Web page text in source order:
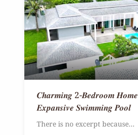
𝑪𝒉𝒂𝒓𝒎𝒊𝒏𝒈 2-𝑩𝒆𝒅𝒓𝒐𝒐𝒎 𝑯𝒐𝒎𝒆
𝑬𝒙𝒑𝒂𝒏𝒔𝒊𝒗𝒆 𝑺𝒘𝒊𝒎𝒎𝒊𝒏𝒈 𝑷𝒐𝒐𝒍
There is no excerpt because…